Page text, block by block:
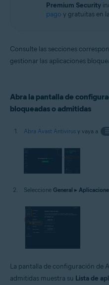
Premium Security
pago y gratuitas en
Consulte las secciones
gestionar las aplicaciones
Abra la pantalla de
bloqueadas o admitidas
Abra Avast Antivirus y vaya a ☰
Seleccione General ▸
La pantalla de configuración de
admitidas muestra su Lista de